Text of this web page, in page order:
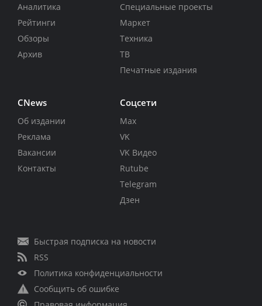
Аналитика
Рейтинги
Обзоры
Архив
Специальные проекты
Маркет
Техника
ТВ
Печатные издания
CNews
Об издании
Реклама
Вакансии
Контакты
Соцсети
Max
VK
VK Видео
Rutube
Telegram
Дзен
Быстрая подписка на новости
RSS
Политика конфиденциальности
Сообщить об ошибке